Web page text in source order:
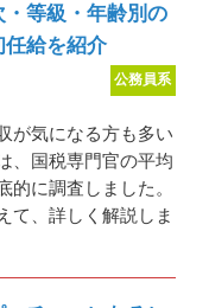
等級・年齢別の
給を紹介
公務員系
が気になる方も多い
、国税専門官の平均
に調査しました。
て、詳しく解説しま